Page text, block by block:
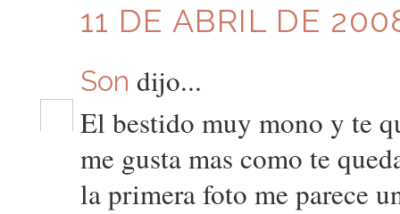
11 DE ABRIL DE
Son dijo...
El bestido muy mono y te
me gusta mas como te
la primera foto me parece